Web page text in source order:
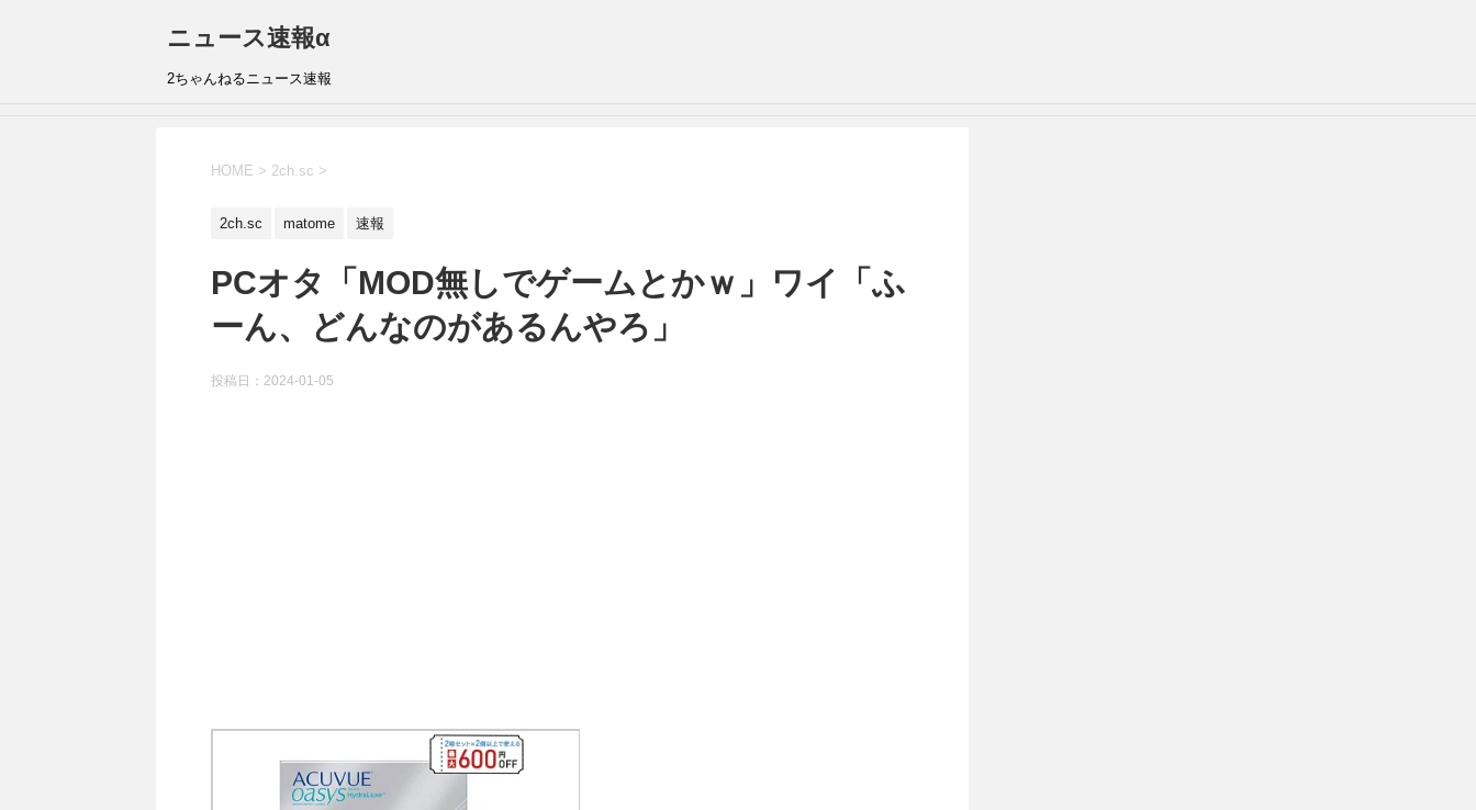
ニュース速報α
2ちゃんねるニュース速報
HOME > 2ch.sc >
2ch.sc matome 速報
PCオタ「MOD無しでゲームとかｗ」ワイ「ふ
ーん、どんなのがあるんやろ」
投稿日： 2024-01-05